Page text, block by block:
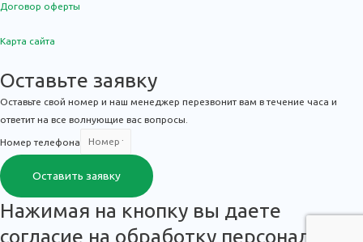
Договор оферты
Карта сайта
Оставьте заявку
Оставьте свой номер и наш менеджер перезвонит вам в течение часа и
ответит на все волнующие вас вопросы.
Номер телефона
Оставить заявку
Нажимая на кнопку вы даете
согласие на обработку персональных